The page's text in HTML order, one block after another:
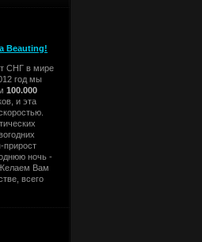
Beauting!
СНГ в мире
год мы
100.000
и эта
прирост
ночь -
Вам
всего